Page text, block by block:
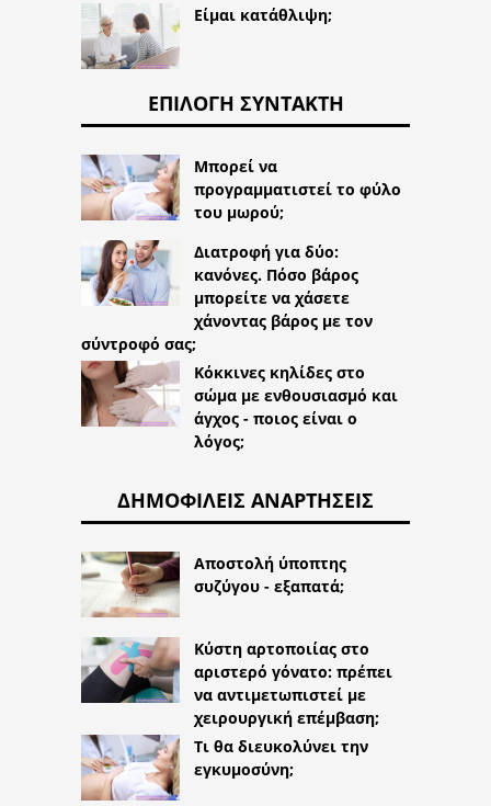
Είμαι κατάθλιψη;
ΕΠΙΛΟΓΉ ΣΥΝΤΆΚΤΗ
Μπορεί να
προγραμματιστεί το φύλο
του μωρού;
Διατροφή για δύο:
κανόνες. Πόσο βάρος
μπορείτε να χάσετε
χάνοντας βάρος με τον
σύντροφό σας;
Κόκκινες κηλίδες στο
σώμα με ενθουσιασμό και
άγχος - ποιος είναι ο
λόγος;
ΔΗΜΟΦΙΛΕΊΣ ΑΝΑΡΤΉΣΕΙΣ
Αποστολή ύποπτης
συζύγου - εξαπατά;
Κύστη αρτοποιίας στο
αριστερό γόνατο: πρέπει
να αντιμετωπιστεί με
χειρουργική επέμβαση;
Τι θα διευκολύνει την
εγκυμοσύνη;